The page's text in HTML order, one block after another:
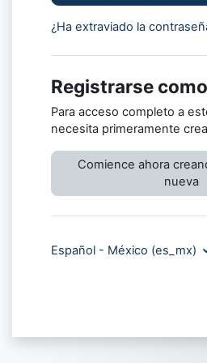
¿Ha extraviado la
Registrarse
Para acceso completo a
necesita primeramente
Comience ahora
nueva
Español - México ‎(es_mx)‎